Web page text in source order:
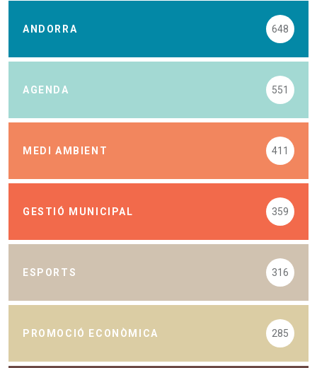
ANDORRA 648
AGENDA 551
MEDI AMBIENT 411
GESTIÓ MUNICIPAL 359
ESPORTS 316
PROMOCIÓ ECONÒMICA 285